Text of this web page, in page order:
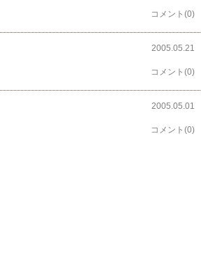
コメント(0)
2005.05.21
コメント(0)
2005.05.01
コメント(0)